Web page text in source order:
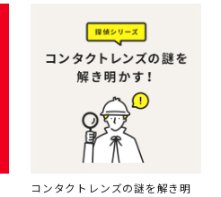
コンタクトレンズの謎を解き明